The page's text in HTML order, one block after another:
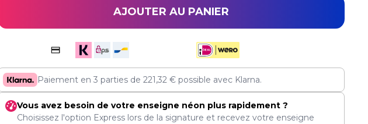
AJOUTER AU PANIER
Paiement en 3 parties de221,32€ possible avec Klarna.
Vous avez besoin de votre enseigne néon plus rapidement ?
Choisissez l'option Express lors de la signature et recevez votre enseigne